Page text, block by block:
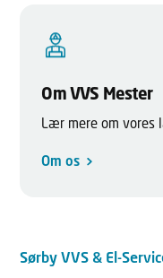
Om VVS Mester
Lær mere om vores
Om os
Sørby VVS & El-